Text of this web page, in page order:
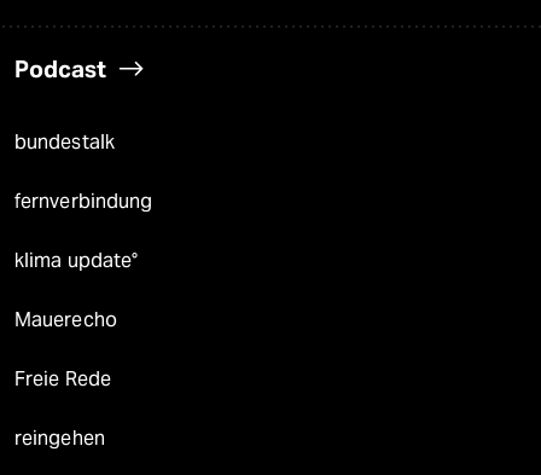
Podcast
bundestalk
fernverbindung
klima update°
Mauerecho
Freie Rede
reingehen